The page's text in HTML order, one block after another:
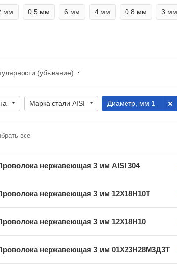
мм 0.5 мм 6 мм 4 мм 0.8 мм 3 мм
(убывание)
Марка стали AISI Диаметр, мм: 1
все
нержавеющая 3 мм AISI 304
нержавеющая 3 мм 12Х18Н10Т
нержавеющая 3 мм 12Х18Н10
нержавеющая 3 мм 01Х23Н28М3Д3Т